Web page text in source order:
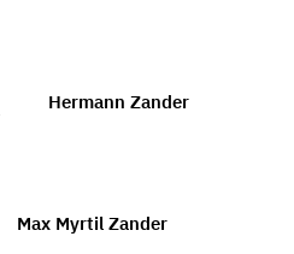
Hermann Zander
Max Myrtil Zander